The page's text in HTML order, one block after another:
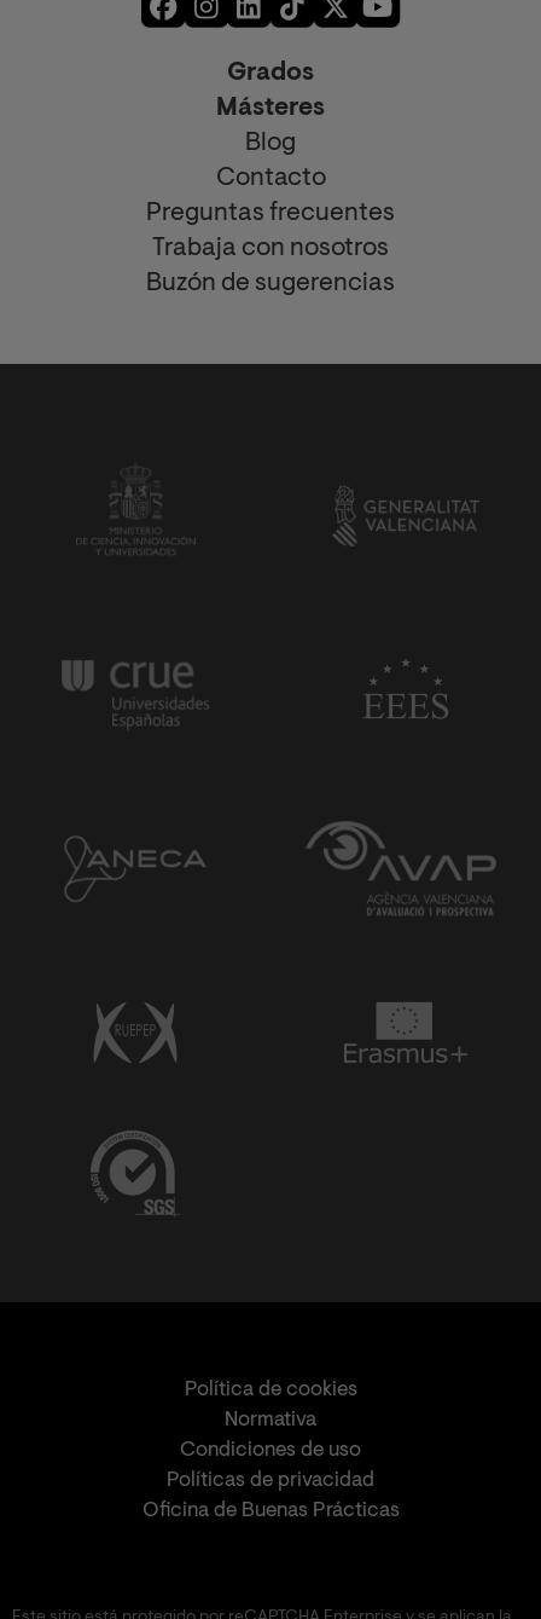
Grados
Másteres
Blog
Contacto
Preguntas frecuentes
Trabaja con nosotros
Buzón de sugerencias
Política de cookies
Normativa
Condiciones de uso
Políticas de privacidad
Oficina de Buenas Prácticas